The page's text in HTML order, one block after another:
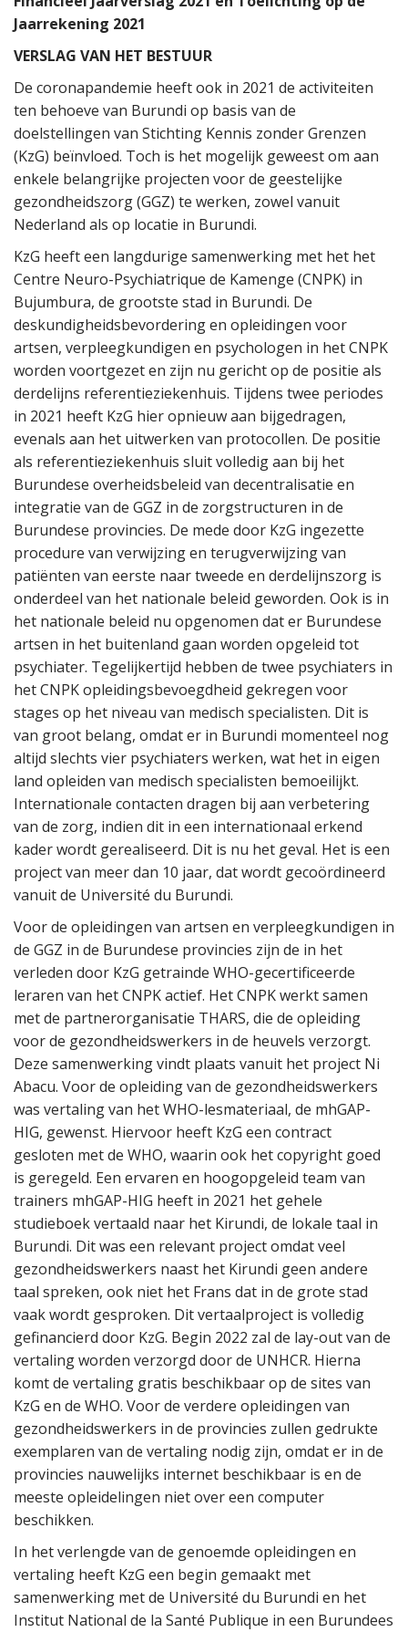
n
tJaarrekening 2021
VERSLAG VAN HET BESTUUR
De coronapandemie heeft ook in 2021 de activiteiten
ten behoeve van Burundi op basis van de
doelstellingen van Stichting Kennis zonder Grenzen
(KzG) beïnvloed. Toch is het mogelijk geweest om aan
enkele belangrijke projecten voor de geestelijke
gezondheidszorg (GGZ) te werken, zowel vanuit
Nederland als op locatie in Burundi.
KzG heeft een langdurige samenwerking met het het
Centre Neuro-Psychiatrique de Kamenge (CNPK) in
Bujumbura, de grootste stad in Burundi. De
deskundigheidsbevordering en opleidingen voor
artsen, verpleegkundigen en psychologen in het CNPK
worden voortgezet en zijn nu gericht op de positie als
derdelijns referentieziekenhuis. Tijdens twee periodes
in 2021 heeft KzG hier opnieuw aan bijgedragen,
evenals aan het uitwerken van protocollen. De positie
als referentieziekenhuis sluit volledig aan bij het
Burundese overheidsbeleid van decentralisatie en
integratie van de GGZ in de zorgstructuren in de
Burundese provincies. De mede door KzG ingezette
procedure van verwijzing en terugverwijzing van
patiënten van eerste naar tweede en derdelijnszorg is
onderdeel van het nationale beleid geworden. Ook is in
het nationale beleid nu opgenomen dat er Burundese
artsen in het buitenland gaan worden opgeleid tot
psychiater. Tegelijkertijd hebben de twee psychiaters in
het CNPK opleidingsbevoegdheid gekregen voor
stages op het niveau van medisch specialisten. Dit is
van groot belang, omdat er in Burundi momenteel nog
altijd slechts vier psychiaters werken, wat het in eigen
land opleiden van medisch specialisten bemoeilijkt.
Internationale contacten dragen bij aan verbetering
van de zorg, indien dit in een internationaal erkend
kader wordt gerealiseerd. Dit is nu het geval. Het is een
project van meer dan 10 jaar, dat wordt gecoördineerd
vanuit de Université du Burundi.
Voor de opleidingen van artsen en verpleegkundigen in
de GGZ in de Burundese provincies zijn de in het
verleden door KzG getrainde WHO-gecertificeerde
leraren van het CNPK actief. Het CNPK werkt samen
met de partnerorganisatie THARS, die de opleiding
voor de gezondheidswerkers in de heuvels verzorgt.
Deze samenwerking vindt plaats vanuit het project Ni
Abacu. Voor de opleiding van de gezondheidswerkers
was vertaling van het WHO-lesmateriaal, de mhGAP-
HIG, gewenst. Hiervoor heeft KzG een contract
gesloten met de WHO, waarin ook het copyright goed
is geregeld. Een ervaren en hoogopgeleid team van
trainers mhGAP-HIG heeft in 2021 het gehele
studieboek vertaald naar het Kirundi, de lokale taal in
Burundi. Dit was een relevant project omdat veel
gezondheidswerkers naast het Kirundi geen andere
taal spreken, ook niet het Frans dat in de grote stad
vaak wordt gesproken. Dit vertaalproject is volledig
gefinancierd door KzG. Begin 2022 zal de lay-out van de
vertaling worden verzorgd door de UNHCR. Hierna
komt de vertaling gratis beschikbaar op de sites van
KzG en de WHO. Voor de verdere opleidingen van
gezondheidswerkers in de provincies zullen gedrukte
exemplaren van de vertaling nodig zijn, omdat er in de
provincies nauwelijks internet beschikbaar is en de
meeste opleidelingen niet over een computer
beschikken.
In het verlengde van de genoemde opleidingen en
vertaling heeft KzG een begin gemaakt met
samenwerking met de Université du Burundi en het
Institut National de la Santé Publique in een Burundees